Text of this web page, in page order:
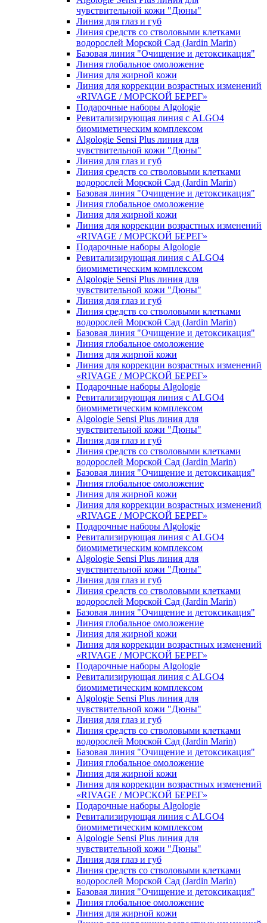
чувcтвительной кожи "Дюны"
Линия для глаз и губ
Линия средств со стволовыми клетками
водорослей Морской Сад (Jardin Marin)
Базовая линия "Очищение и детоксикация"
Линия глобальное омоложение
Линия для жирной кожи
Линия для коррекции возрастных изменений
«RIVAGE / МОРСКОЙ БЕРЕГ»
Подарочные наборы Algologie
Ревитализирующая линия с ALGO4
биомиметическим комплексом
Algologie Sensi Plus линия для
чувcтвительной кожи "Дюны"
Линия для глаз и губ
Линия средств со стволовыми клетками
водорослей Морской Сад (Jardin Marin)
Базовая линия "Очищение и детоксикация"
Линия глобальное омоложение
Линия для жирной кожи
Линия для коррекции возрастных изменений
«RIVAGE / МОРСКОЙ БЕРЕГ»
Подарочные наборы Algologie
Ревитализирующая линия с ALGO4
биомиметическим комплексом
Algologie Sensi Plus линия для
чувcтвительной кожи "Дюны"
Линия для глаз и губ
Линия средств со стволовыми клетками
водорослей Морской Сад (Jardin Marin)
Базовая линия "Очищение и детоксикация"
Линия глобальное омоложение
Линия для жирной кожи
Линия для коррекции возрастных изменений
«RIVAGE / МОРСКОЙ БЕРЕГ»
Подарочные наборы Algologie
Ревитализирующая линия с ALGO4
биомиметическим комплексом
Algologie Sensi Plus линия для
чувcтвительной кожи "Дюны"
Линия для глаз и губ
Линия средств со стволовыми клетками
водорослей Морской Сад (Jardin Marin)
Базовая линия "Очищение и детоксикация"
Линия глобальное омоложение
Линия для жирной кожи
Линия для коррекции возрастных изменений
«RIVAGE / МОРСКОЙ БЕРЕГ»
Подарочные наборы Algologie
Ревитализирующая линия с ALGO4
биомиметическим комплексом
Algologie Sensi Plus линия для
чувcтвительной кожи "Дюны"
Линия для глаз и губ
Линия средств со стволовыми клетками
водорослей Морской Сад (Jardin Marin)
Базовая линия "Очищение и детоксикация"
Линия глобальное омоложение
Линия для жирной кожи
Линия для коррекции возрастных изменений
«RIVAGE / МОРСКОЙ БЕРЕГ»
Подарочные наборы Algologie
Ревитализирующая линия с ALGO4
биомиметическим комплексом
Algologie Sensi Plus линия для
чувcтвительной кожи "Дюны"
Линия для глаз и губ
Линия средств со стволовыми клетками
водорослей Морской Сад (Jardin Marin)
Базовая линия "Очищение и детоксикация"
Линия глобальное омоложение
Линия для жирной кожи
Линия для коррекции возрастных изменений
«RIVAGE / МОРСКОЙ БЕРЕГ»
Подарочные наборы Algologie
Ревитализирующая линия с ALGO4
биомиметическим комплексом
Algologie Sensi Plus линия для
чувcтвительной кожи "Дюны"
Линия для глаз и губ
Линия средств со стволовыми клетками
водорослей Морской Сад (Jardin Marin)
Базовая линия "Очищение и детоксикация"
Линия глобальное омоложение
Линия для жирной кожи